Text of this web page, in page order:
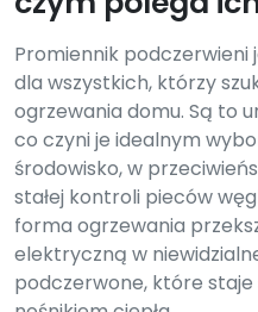
Promiennik
dla wszystkich, którzy
ogrzewania domu. Są to
co czyni je idealnym
środowisko, w
stałej kontroli pieców
forma ogrzewania
elektryczną w
podczerwone, które